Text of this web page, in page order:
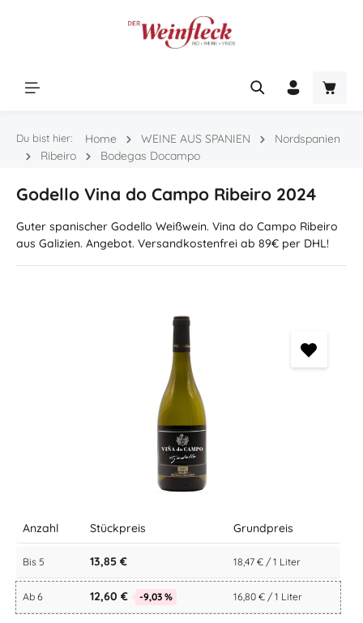
Du bist hier: Home WEINE AUS SPANIEN
Nordspanien
Ribeiro
Bodegas Docampo
Godello Vina do Campo Ribeiro 2024
Guter spanischer Godello Weißwein. Vina do Campo Ribeiro
aus Galizien. Angebot. Versandkostenfrei ab 89€ per DHL!
Anzahl Stückpreis Grundpreis
Bis 5 13,85 € 18,47 € / 1 Liter
Ab 6 12,60 € -9,03 % 16,80 € / 1 Liter